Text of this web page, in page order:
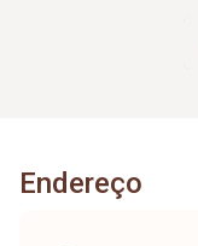
Endereço